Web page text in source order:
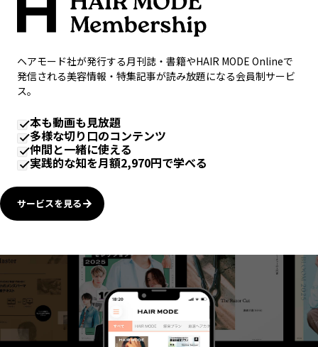
ヘアモード社が発行する月刊誌・書籍やHAIR MODE Onlineで
発信される美容情報・特集記事が読み放題になる会員制サービ
ス。
本も動画も見放題
多様な切り口のコンテンツ
仲間と一緒に使える
実践的な知を月額2,970円で学べる
サービスを見る